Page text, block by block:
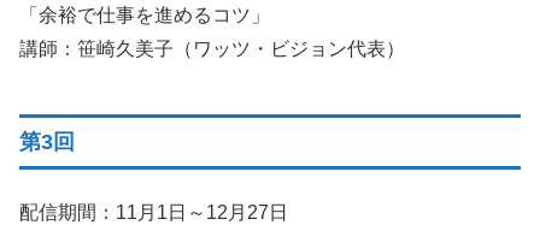
「余裕で仕事を進めるコツ」
講師：笹崎久美子（ワッツ・ビジョン代表）
第3回
配信期間：11月1日～12月27日